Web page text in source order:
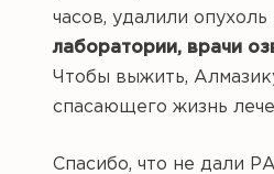
часов, удалили
лаборатории, врачи
Чтобы выжить,
спасающего жизнь
Спасибо, что не дали